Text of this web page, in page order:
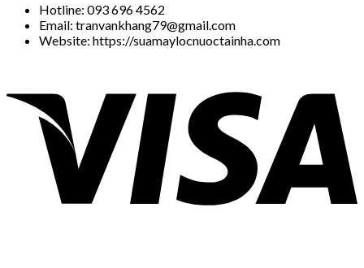
Hotline: 093 696 4562
Email: tranvankhang79@gmail.com
Website: https://suamaylocnuoctainha.com